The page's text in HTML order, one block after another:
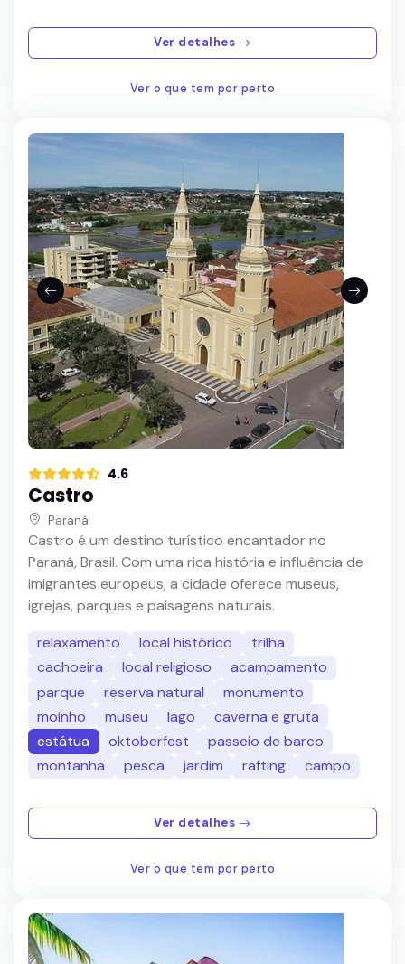
Ver detalhes
Ver o que tem por perto
4.6
Castro
Paraná
Castro é um destino turístico encantador no
Paraná, Brasil. Com uma rica história e influência de
imigrantes europeus, a cidade oferece museus,
igrejas, parques e paisagens naturais.
relaxamento
local histórico
trilha
cachoeira
local religioso
acampamento
parque
reserva natural
monumento
moinho
museu lago
caverna e gruta
estátua
oktoberfest
passeio de barco
montanha
pesca jardim rafting campo
Ver detalhes
Ver o que tem por perto